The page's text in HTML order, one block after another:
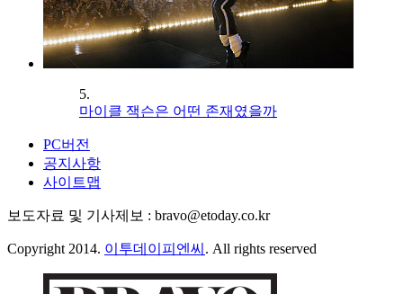
5.
마이클 잭슨은 어떤 존재였을까
PC버전
공지사항
사이트맵
보도자료 및 기사제보 : bravo@etoday.co.kr
Copyright 2014. 이투데이피엔씨 . All rights reserved